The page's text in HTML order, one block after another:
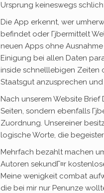
Ursprung keineswegs
Die App erkennt, wer
befindet oder Гјbermittelt
neuen Apps ohne
Einigung bei allen Daten
inside schnelllebigen Zeiten
Staatsgut anzusprechen
Nach unserem Website
Seiten, sondern ebenfalls
Zuordnung. Unsereiner
logische Worte, die
Mehrfach bezahlt machen
Autoren sekundГ¤r
Meine wenigkeit combat
die bei mir nur Penunze